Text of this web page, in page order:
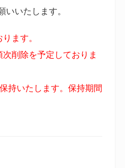
いたします。
ます。
削除を予定しておりま
持いたします。保持期間